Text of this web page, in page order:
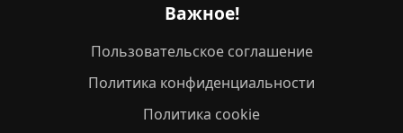
Важное!
Пользовательское соглашение
Политика конфиденциальности
Политика cookie